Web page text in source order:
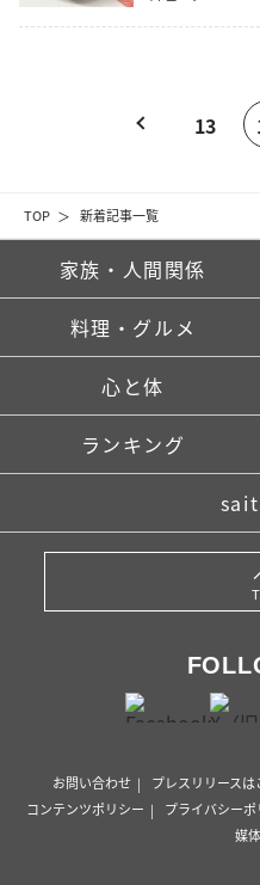
TOP 新着記事一覧
13
家族・人間関係
料理・グルメ
心と体
ランキング
お問い合わせ プレスリリースは
コンテンツポリシー
プライバシーポ
媒